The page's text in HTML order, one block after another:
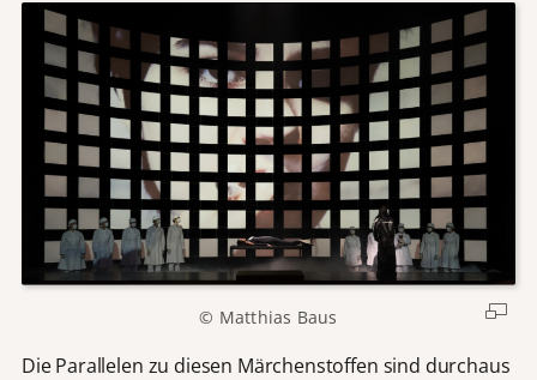
© Matthias Baus
Die Parallelen zu diesen Märchenstoffen sind durchaus